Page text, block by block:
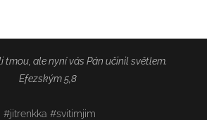
tmou, ale nyní vás Pán učinil světlem.
Efezským 5,8
#jitrenkka #svitimjim